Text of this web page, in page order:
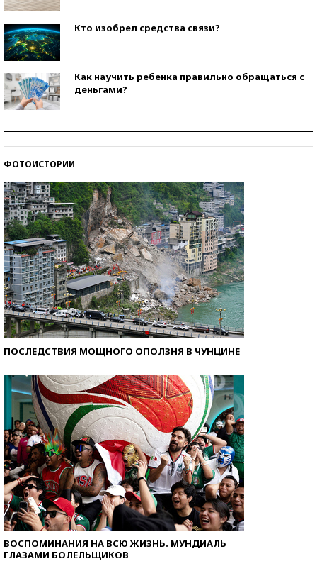
Кто изобрел средства связи?
Как научить ребенка правильно обращаться с
деньгами?
ФОТОИСТОРИИ
ПОСЛЕДСТВИЯ МОЩНОГО ОПОЛЗНЯ В ЧУНЦИНЕ
ВОСПОМИНАНИЯ НА ВСЮ ЖИЗНЬ. МУНДИАЛЬ
ГЛАЗАМИ БОЛЕЛЬЩИКОВ